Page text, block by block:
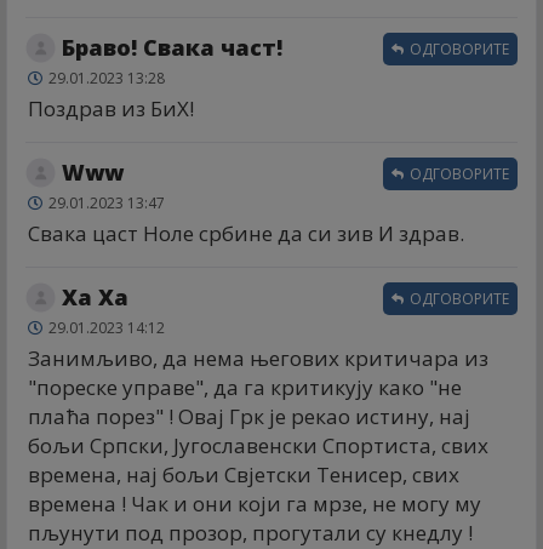
Браво! Свака част!
29.01.2023 13:28
Поздрав из БиХ!
ОДГОВОРИТЕ
Www
29.01.2023 13:47
Свака цаст Ноле србине да си зив И здрав.
ОДГОВОРИТЕ
Ха Ха
29.01.2023 14:12
Занимљиво, да нема његових критичара из
"пореске управе", да га критикују како "не
плаћа порез" ! Овај Грк је рекао истину, нај
бољи Српски, Југославенски Спортиста, свих
времена, нај бољи Свјетски Тенисер, свих
времена ! Чак и они који га мрзе, не могу му
пљунути под прозор, прогутали су кнедлу !
ОДГОВОРИТЕ